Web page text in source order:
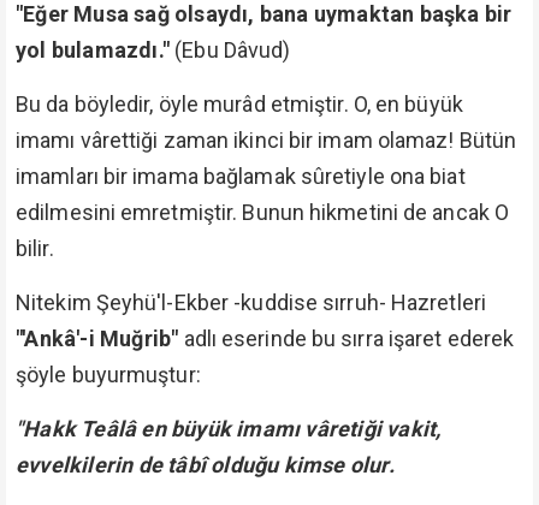
"Eğer Musa sağ olsaydı, bana uymaktan başka bir
yol bulamazdı." (Ebu Dâvud)
Bu da böyledir, öyle murâd etmiştir. O, en büyük
imamı vârettiği zaman ikinci bir imam olamaz! Bütün
imamları bir imama bağlamak sûretiyle ona biat
edilmesini emretmiştir. Bunun hikmetini de ancak O
bilir.
Nitekim Şeyhü'l-Ekber -kuddise sırruh- Hazretleri
"'Ankâ'-i Muğrib" adlı eserinde bu sırra işaret ederek
şöyle buyurmuştur:
"Hakk Teâlâ en büyük imamı vâretiği vakit,
evvelkilerin de tâbî olduğu kimse olur.